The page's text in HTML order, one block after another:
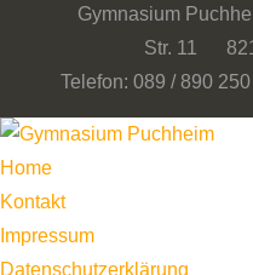
Gymnasium
Str. 11
Telefon: 089 / 890
Home
Kontakt
Impressum
Datenschutzerklärung